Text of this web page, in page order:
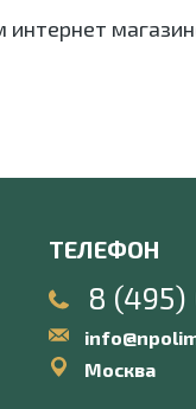
ТЕЛЕФОН
8 (495)
Москва